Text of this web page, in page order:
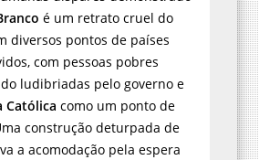
é um retrato cruel do
diversos pontos de países
com pessoas pobres
ludibriadas pelo governo e
Católica como um ponto de
construção deturpada de
a acomodação pela espera